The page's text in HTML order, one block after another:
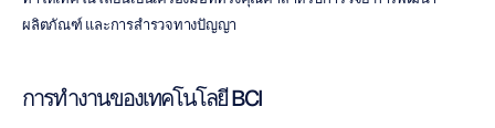
ผลิตภัณฑ์ และการสำรวจทางปัญญา
การทำงานของเทคโนโลยี BCI